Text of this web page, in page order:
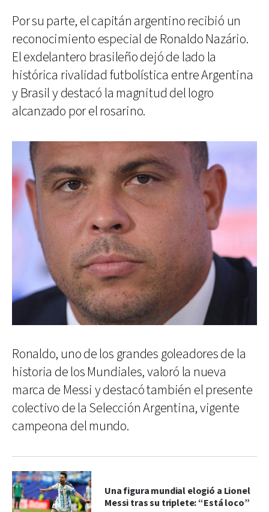
Por su parte, el capitán argentino recibió un
reconocimiento especial de Ronaldo Nazário.
El exdelantero brasileño dejó de lado la
histórica rivalidad futbolística entre Argentina
y Brasil y destacó la magnitud del logro
alcanzado por el rosarino.
Ronaldo, uno de los grandes goleadores de la
historia de los Mundiales, valoró la nueva
marca de Messi y destacó también el presente
colectivo de la Selección Argentina, vigente
campeona del mundo.
Una figura mundial elogió a Lionel
Messi tras su triplete: “Está loco”